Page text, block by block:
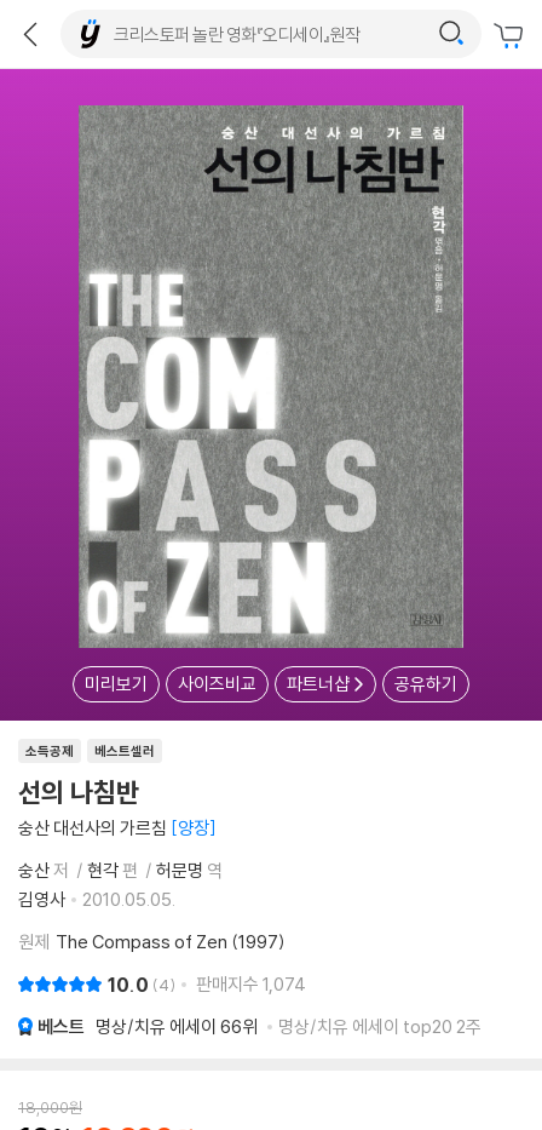
미리보기 사이즈비교 파트너샵 공유하기
소득공제 베스트셀러
선의 나침반
숭산 대선사의 가르침 양장
숭산저 현각편 허문명 역
김영사
2010.05.05.
원제 The Compass of Zen (1997)
10.0 4 판매지수 1,074
베스트 명상/치유 에세이 66위 명상/치유 에세이 top20 2주
18,000원